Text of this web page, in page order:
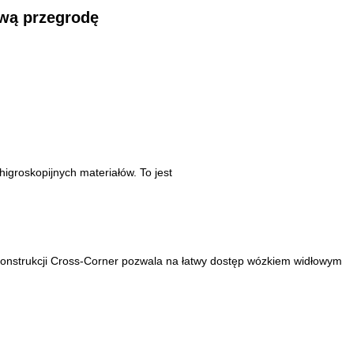
przegrodę
materiałów. To jest
Cross-Corner pozwala na łatwy dostęp wózkiem widłowym.